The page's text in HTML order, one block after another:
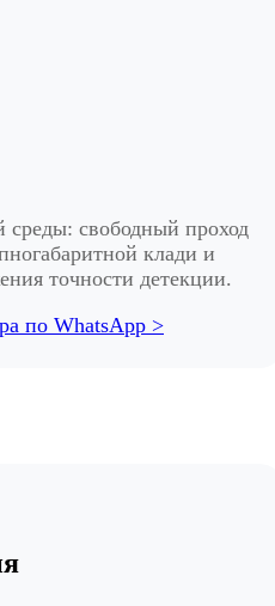
среды: свободный проход
клади и
точности детекции.
по WhatsApp >